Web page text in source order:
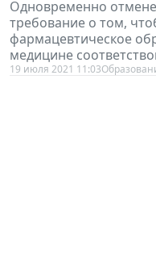
Одновременно
требование о том,
фармацевтическое
медицине
19 июля 2021 11:03